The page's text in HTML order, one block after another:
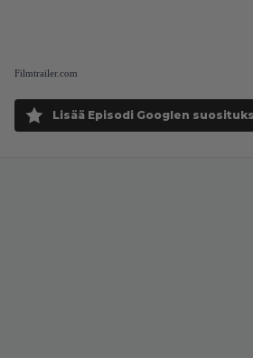
Filmtrailer.com
Lisää Episodi Googlen